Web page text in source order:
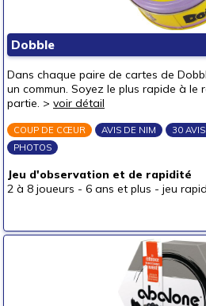
Dobble
Dans chaque paire de cartes de
un commun. Soyez le plus rapide à le
partie. > voir détail
COUP DE CŒUR AVIS DE NIM
30
PHOTOS
Jeu d'observation et de rapidité
2 à 8 joueurs - 6 ans et plus - jeu